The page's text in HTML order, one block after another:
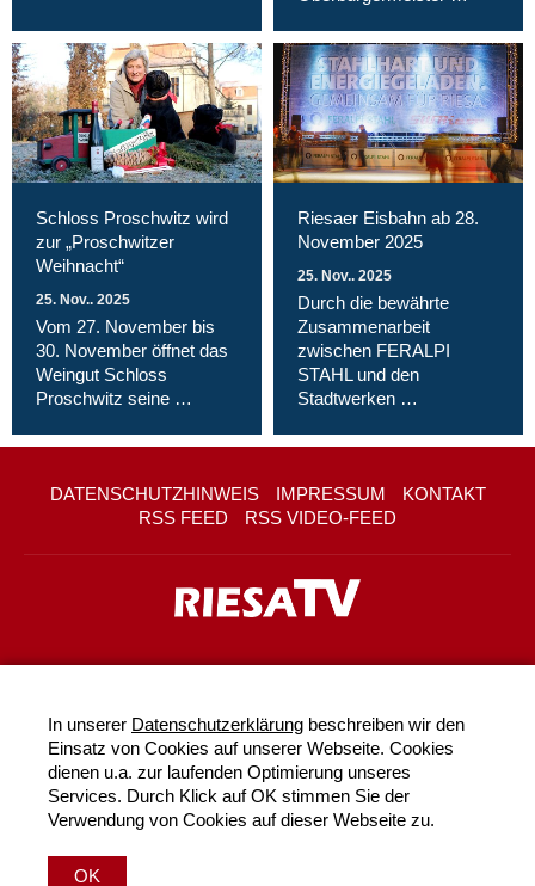
Schloss Proschwitz wird
zur „Proschwitzer
Weihnacht“
25. Nov.. 2025
Vom 27. November bis
30. November öffnet das
Weingut Schloss
Proschwitz seine …
Riesaer Eisbahn ab 28.
November 2025
25. Nov.. 2025
Durch die bewährte
Zusammenarbeit
zwischen FERALPI
STAHL und den
Stadtwerken …
DATENSCHUTZHINWEIS IMPRESSUM
KONTAKT
RSS FEED
RSS VIDEO-FEED
In unserer Datenschutzerklärung beschreiben wir den
Einsatz von Cookies auf unserer Webseite. Cookies
dienen u.a. zur laufenden Optimierung unseres
Services. Durch Klick auf OK stimmen Sie der
Verwendung von Cookies auf dieser Webseite zu.
OK